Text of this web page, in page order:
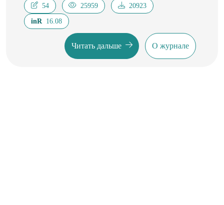
54 25959 20923
inR 16.08
Читать дальше О журнале